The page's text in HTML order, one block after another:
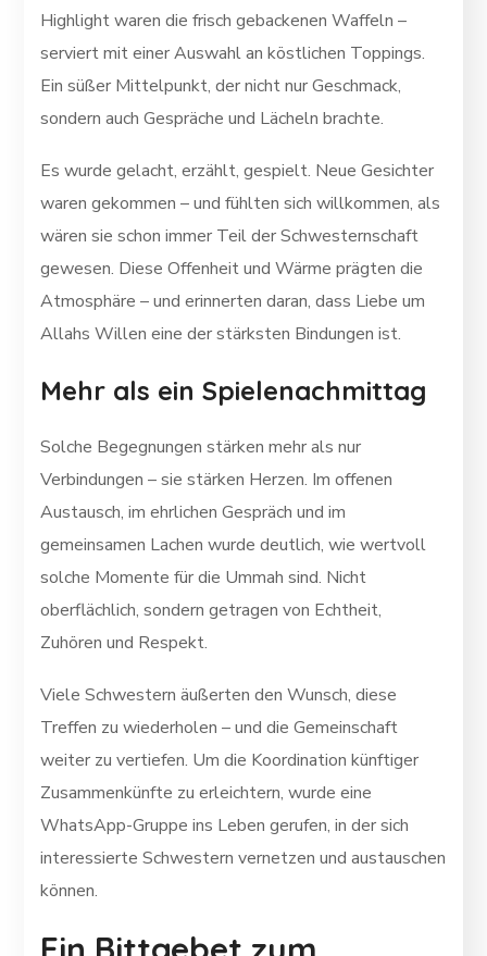
Highlight waren die frisch gebackenen Waffeln –
serviert mit einer Auswahl an köstlichen Toppings.
Ein süßer Mittelpunkt, der nicht nur Geschmack,
sondern auch Gespräche und Lächeln brachte.
Es wurde gelacht, erzählt, gespielt. Neue Gesichter
waren gekommen – und fühlten sich willkommen, als
wären sie schon immer Teil der Schwesternschaft
gewesen. Diese Offenheit und Wärme prägten die
Atmosphäre – und erinnerten daran, dass Liebe um
Allahs Willen eine der stärksten Bindungen ist.
Mehr als ein Spielenachmittag
Solche Begegnungen stärken mehr als nur
Verbindungen – sie stärken Herzen. Im offenen
Austausch, im ehrlichen Gespräch und im
gemeinsamen Lachen wurde deutlich, wie wertvoll
solche Momente für die Ummah sind. Nicht
oberflächlich, sondern getragen von Echtheit,
Zuhören und Respekt.
Viele Schwestern äußerten den Wunsch, diese
Treffen zu wiederholen – und die Gemeinschaft
weiter zu vertiefen. Um die Koordination künftiger
Zusammenkünfte zu erleichtern, wurde eine
WhatsApp-Gruppe ins Leben gerufen, in der sich
interessierte Schwestern vernetzen und austauschen
können.